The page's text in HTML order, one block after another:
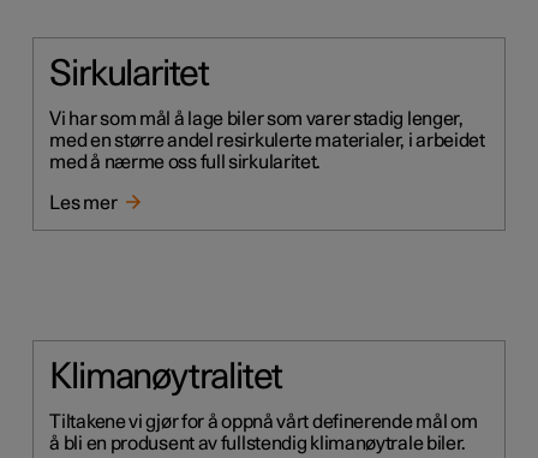
Sirkularitet
Vi har som mål å lage biler som varer stadig lenger,
med en større andel resirkulerte materialer, i arbeidet
med å nærme oss full sirkularitet.
Les mer
Klimanøytralitet
Tiltakene vi gjør for å oppnå vårt definerende mål om
å bli en produsent av fullstendig klimanøytrale biler.